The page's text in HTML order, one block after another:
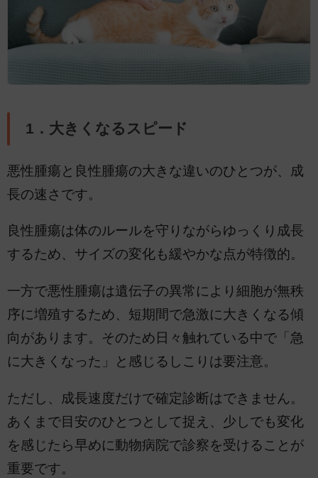
1．大きくなるスピード
悪性腫瘍と良性腫瘍の大きな違いのひとつが、成
長の速さです。
良性腫瘍は体のルールを守りながらゆっくり成長
するため、サイズの変化も緩やかな点が特徴的。
一方で悪性腫瘍は遺伝子の異常により細胞が無秩
序に増殖するため、短期間で急激に大きくなる傾
向があります。そのため日々触れている中で「急
に大きくなった」と感じるしこりは要注意。
ただし、成長速度だけで確定診断はできません。
あくまで目安のひとつとして捉え、少しでも変化
を感じたら早めに動物病院で診察を受けることが
重要です。